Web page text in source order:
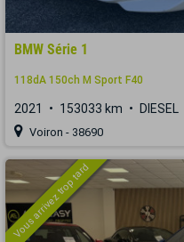
BMW Série 1
118dA 150ch M Sport F40
2021 153033 km DIESEL
Voiron - 38690
Vous arrivez trop tard